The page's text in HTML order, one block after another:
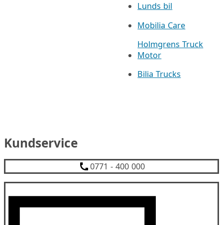
Lunds bil
Mobilia Care
Holmgrens Truck
Motor
Bilia Trucks
Kundservice
0771 - 400 000